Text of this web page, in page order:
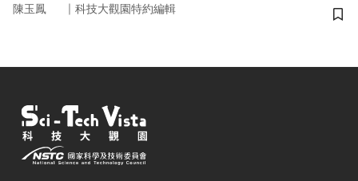
陳玉鳳 ｜ 科技大觀園特約編輯
儲